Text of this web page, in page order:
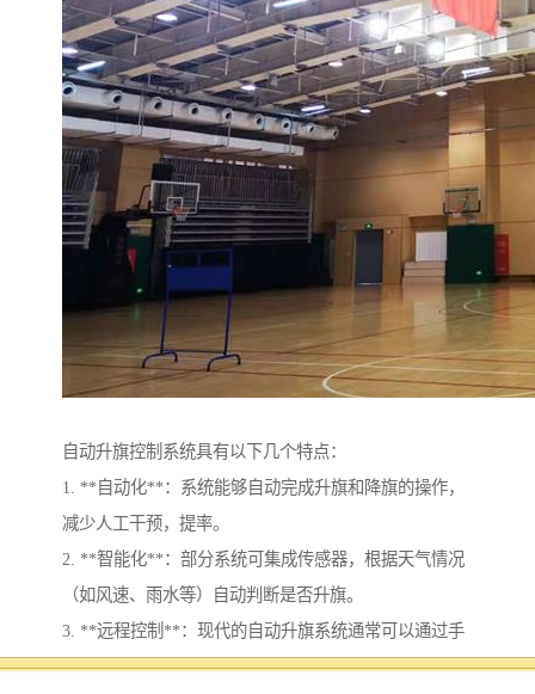
自动升旗控制系统具有以下几个特点：
1. **自动化**：系统能够自动完成升旗和降旗的操作，
减少人工干预，提率。
2. **智能化**：部分系统可集成传感器，根据天气情况
（如风速、雨水等）自动判断是否升旗。
3. **远程控制**：现代的自动升旗系统通常可以通过手
机或计算机进行远程控制，用户可以随时随地监控和操